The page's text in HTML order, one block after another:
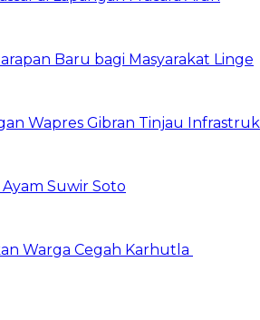
Baru bagi Masyarakat Linge
Wapres Gibran Tinjau
Suwir Soto
Warga Cegah Karhutla